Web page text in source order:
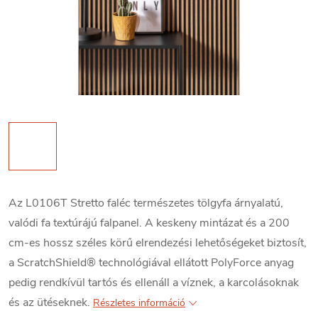
Az L0106T Stretto faléc természetes tölgyfa árnyalatú,
valódi fa textúrájú falpanel. A keskeny mintázat és a 200
cm-es hossz széles körű elrendezési lehetőségeket biztosít,
a ScratchShield® technológiával ellátott PolyForce anyag
pedig rendkívül tartós és ellenáll a víznek, a karcolásoknak
és az ütéseknek. Részletes információ